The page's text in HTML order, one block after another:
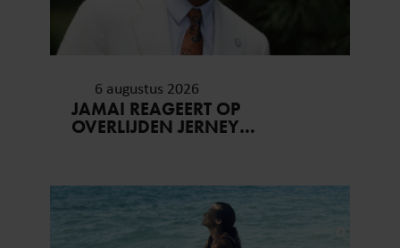
6 augustus 2026
JAMAI REAGEERT OP
OVERLIJDEN JERNEY